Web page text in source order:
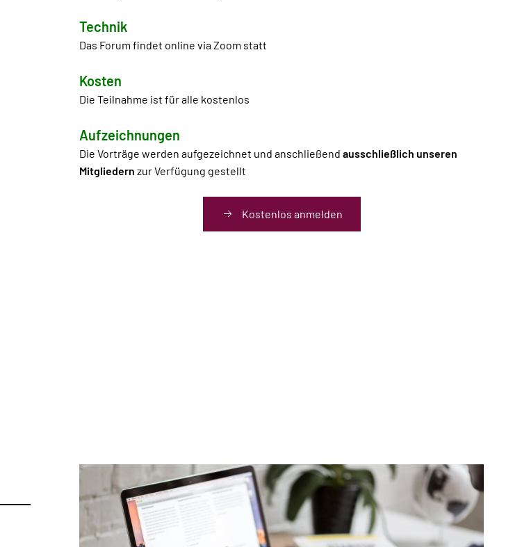
Technik
Das Forum findet online via Zoom statt
Kosten
Die Teilnahme ist für alle kostenlos
Aufzeichnungen
Die Vorträge werden aufgezeichnet und anschließend ausschließlich unseren
Mitgliedern zur Verfügung gestellt
Kostenlos anmelden